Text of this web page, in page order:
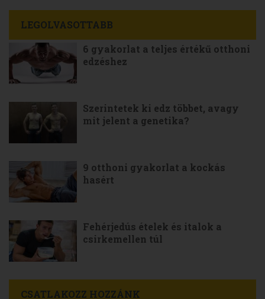
LEGOLVASOTTABB
6 gyakorlat a teljes értékű otthoni
edzéshez
Szerintetek ki edz többet, avagy
mit jelent a genetika?
9 otthoni gyakorlat a kockás
hasért
Fehérjedús ételek és italok a
csirkemellen túl
CSATLAKOZZ HOZZÁNK